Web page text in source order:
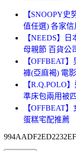
【SNOOPY
值任選) 各家
【NEEDS】
母親節 百貨公
【OFFBEAT
褲(亞麻褐) 電
【R.Q.POLO
準床包兩用被
【OFFBEAT
蛋糕宅配推薦
994AADF2ED2232EF